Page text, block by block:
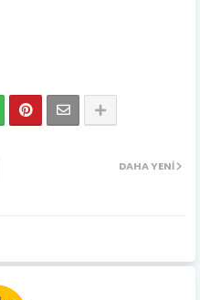
DAHA YENI